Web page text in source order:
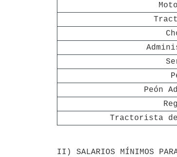
Peón
Tractorista de
II) SALARIOS MÍNIMOS